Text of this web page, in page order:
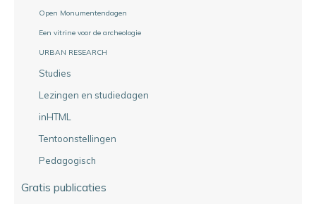
Open Monumentendagen
Een vitrine voor de archeologie
URBAN RESEARCH
Studies
Lezingen en studiedagen
inHTML
Tentoonstellingen
Pedagogisch
Gratis publicaties